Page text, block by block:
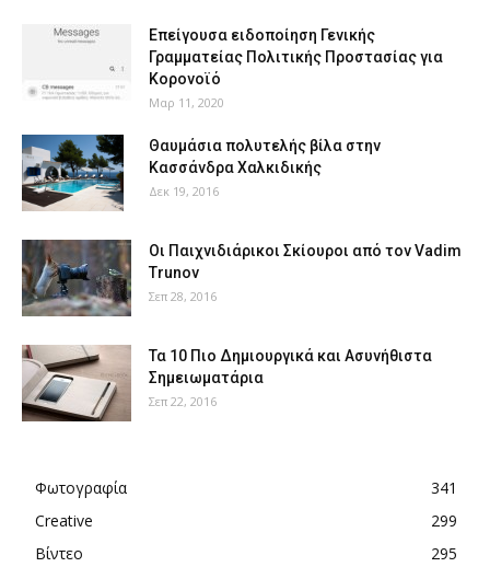
Επείγουσα ειδοποίηση Γενικής
Γραμματείας Πολιτικής Προστασίας για
Κορονοϊό
Μαρ 11, 2020
Θαυμάσια πολυτελής βίλα στην
Κασσάνδρα Χαλκιδικής
Δεκ 19, 2016
Οι Παιχνιδιάρικοι Σκίουροι από τον Vadim
Trunov
Σεπ 28, 2016
Τα 10 Πιο Δημιουργικά και Ασυνήθιστα
Σημειωματάρια
Σεπ 22, 2016
Φωτογραφία
341
Creative
299
Βίντεο
295